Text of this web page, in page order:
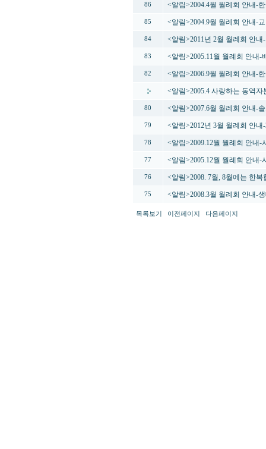
86 <알림>2004.4월 월례회 안내-
85 <알림>2004.9월 월례회 안내-
84 <알림>2011년 2월 월례회 안
83 <알림>2005.11월 월례회 안내
82 <알림>2006.9월 월례회 안내-
<알림>2005.4 사랑하는 동역
80 <알림>2007.6월 월례회 안내-
79 <알림>2012년 3월 월례회 안
78 <알림>2009.12월 월례회 안내
77 <알림>2005.12월 월례회 안내-
76 <알림>2008. 7월, 8월에는 한
75 <알림>2008.3월 월례회 안내-
목록보기 이전페이지 다음페이지